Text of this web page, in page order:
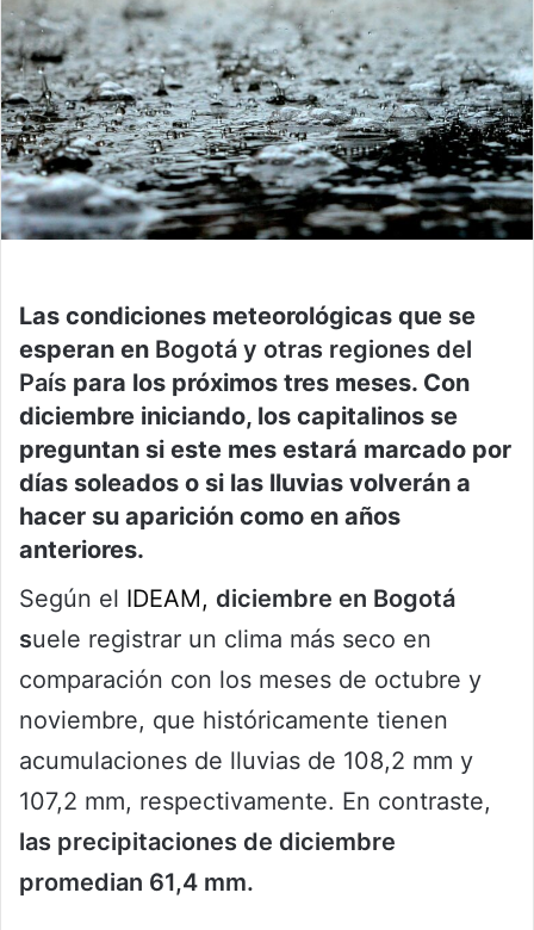
Las condiciones meteorológicas que se
esperan en Bogotá y otras regiones del
País para los próximos tres meses. Con
diciembre iniciando, los capitalinos se
preguntan si este mes estará marcado por
días soleados o si las lluvias volverán a
hacer su aparición como en años
anteriores.
Según el IDEAM, diciembre en Bogotá
suele registrar un clima más seco en
comparación con los meses de octubre y
noviembre, que históricamente tienen
acumulaciones de lluvias de 108,2 mm y
107,2 mm, respectivamente. En contraste,
las precipitaciones de diciembre
promedian 61,4 mm.